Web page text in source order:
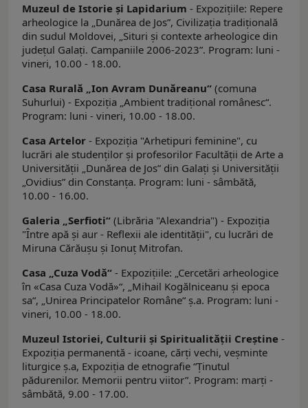
Muzeul de Istorie şi Lapidarium - Expoziţiile: Repere
arheologice la „Dunărea de Jos”, Civilizaţia tradiţională
din sudul Moldovei, „Situri şi contexte arheologice din
judeţul Galaţi. Campaniile 2006-2023”. Program: luni -
vineri, 10.00 - 18.00.
Casa Rurală „Ion Avram Dunăreanu“ (comuna
Suhurlui) - Expoziţia „Ambient tradiţional românesc“.
Program: luni - vineri, 10.00 - 18.00.
Casa Artelor - Expoziţia "Arhetipuri feminine", cu
lucrări ale studenţilor şi profesorilor Facultăţii de Arte a
Universităţii „Dunărea de Jos” din Galaţi şi Universităţii
„Ovidius” din Constanța. Program: luni - sâmbătă,
10.00 - 16.00.
Galeria
Serfioti“ (Librăria "Alexandria") - Expoziția
"Între apă şi aur - Reflexii ale identității", cu lucrări de
Miruna Cărăuşu şi Ionuț Mitrofan.
Casa „Cuza Vodă“ - Expoziţiile: „Cercetări arheologice
în «Casa Cuza Vodă»“, „Mihail Kogălniceanu şi epoca
sa“, „Unirea Principatelor Române“ ş.a. Program: luni -
vineri, 10.00 - 18.00.
Muzeul Istoriei, Culturii şi Spiritualităţii Creştine -
Expoziţia permanentă - icoane, cărţi vechi, veşminte
liturgice ş.a, Expoziția de etnografie “Ținutul
pădurenilor. Memorii pentru viitor”. Program: marți -
sâmbătă, 9.00 - 17.00.